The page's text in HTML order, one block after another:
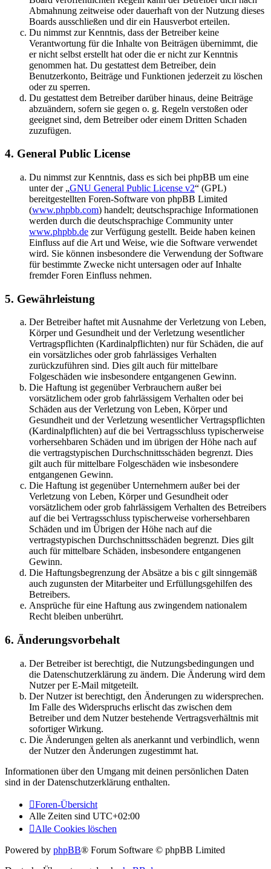
Abmahnung zeitweise oder dauerhaft von der Nutzung dieses
Boards ausschließen und dir ein Hausverbot erteilen.
Du nimmst zur Kenntnis, dass der Betreiber keine
Verantwortung für die Inhalte von Beiträgen übernimmt, die
er nicht selbst erstellt hat oder die er nicht zur Kenntnis
genommen hat. Du gestattest dem Betreiber, dein
Benutzerkonto, Beiträge und Funktionen jederzeit zu löschen
oder zu sperren.
Du gestattest dem Betreiber darüber hinaus, deine Beiträge
abzuändern, sofern sie gegen o. g. Regeln verstoßen oder
geeignet sind, dem Betreiber oder einem Dritten Schaden
zuzufügen.
4. General Public License
Du nimmst zur Kenntnis, dass es sich bei phpBB um eine
unter der „GNU General Public License v2“ (GPL)
bereitgestellten Foren-Software von phpBB Limited
(www.phpbb.com) handelt; deutschsprachige Informationen
werden durch die deutschsprachige Community unter
www.phpbb.de zur Verfügung gestellt. Beide haben keinen
Einfluss auf die Art und Weise, wie die Software verwendet
wird. Sie können insbesondere die Verwendung der Software
für bestimmte Zwecke nicht untersagen oder auf Inhalte
fremder Foren Einfluss nehmen.
5. Gewährleistung
Der Betreiber haftet mit Ausnahme der Verletzung von Leben,
Körper und Gesundheit und der Verletzung wesentlicher
Vertragspflichten (Kardinalpflichten) nur für Schäden, die auf
ein vorsätzliches oder grob fahrlässiges Verhalten
zurückzuführen sind. Dies gilt auch für mittelbare
Folgeschäden wie insbesondere entgangenen Gewinn.
Die Haftung ist gegenüber Verbrauchern außer bei
vorsätzlichem oder grob fahrlässigem Verhalten oder bei
Schäden aus der Verletzung von Leben, Körper und
Gesundheit und der Verletzung wesentlicher Vertragspflichten
(Kardinalpflichten) auf die bei Vertragsschluss typischerweise
vorhersehbaren Schäden und im übrigen der Höhe nach auf
die vertragstypischen Durchschnittsschäden begrenzt. Dies
gilt auch für mittelbare Folgeschäden wie insbesondere
entgangenen Gewinn.
Die Haftung ist gegenüber Unternehmern außer bei der
Verletzung von Leben, Körper und Gesundheit oder
vorsätzlichem oder grob fahrlässigem Verhalten des Betreibers
auf die bei Vertragsschluss typischerweise vorhersehbaren
Schäden und im Übrigen der Höhe nach auf die
vertragstypischen Durchschnittsschäden begrenzt. Dies gilt
auch für mittelbare Schäden, insbesondere entgangenen
Gewinn.
Die Haftungsbegrenzung der Absätze a bis c gilt sinngemäß
auch zugunsten der Mitarbeiter und Erfüllungsgehilfen des
Betreibers.
Ansprüche für eine Haftung aus zwingendem nationalem
Recht bleiben unberührt.
6. Änderungsvorbehalt
Der Betreiber ist berechtigt, die Nutzungsbedingungen und
die Datenschutzerklärung zu ändern. Die Änderung wird dem
Nutzer per E-Mail mitgeteilt.
Der Nutzer ist berechtigt, den Änderungen zu widersprechen.
Im Falle des Widerspruchs erlischt das zwischen dem
Betreiber und dem Nutzer bestehende Vertragsverhältnis mit
sofortiger Wirkung.
Die Änderungen gelten als anerkannt und verbindlich, wenn
der Nutzer den Änderungen zugestimmt hat.
Informationen über den Umgang mit deinen persönlichen Daten
sind in der Datenschutzerklärung enthalten.
Foren-Übersicht
Alle Zeiten sind UTC+02:00
Alle Cookies löschen
Powered by phpBB® Forum Software © phpBB Limited